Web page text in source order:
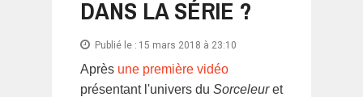
DANS LA SÉRIE ?
Publié le : 15 mars 2018 à 23:10
Après une première vidéo
présentant l'univers du Sorceleuret